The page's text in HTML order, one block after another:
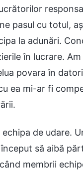
pasul cu totul,
la adunări.
în lucrare.
povara în
ea mi-ar fi
de udare.
să aibă
membrii